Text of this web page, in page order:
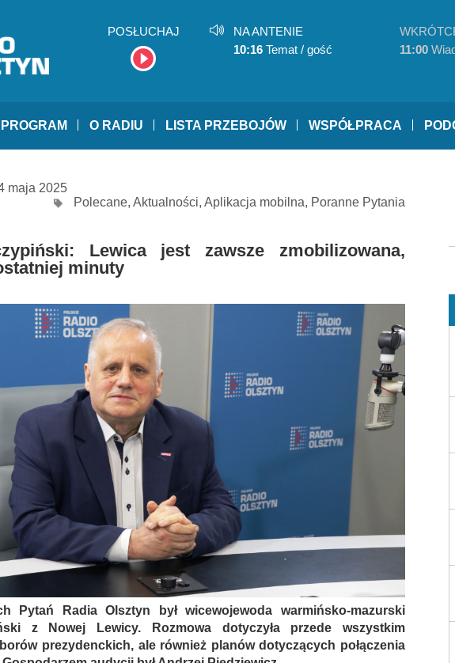
POSŁUCHAJ
NA ANTENIE
10:16 Temat / gość
11:00
PROGRAM O RADIU LISTA PRZEBOJÓW WSPÓŁPRACA
maja 2025
Polecane, Aktualności, Aplikacja mobilna, Poranne Pytania
Lewica jest zawsze zmobilizowana,
minuty
Pytań Radia Olsztyn był wicewojewoda warmińsko-mazurski
z Nowej Lewicy. Rozmowa dotyczyła przede wszystkim
prezydenckich, ale również planów dotyczących połączenia